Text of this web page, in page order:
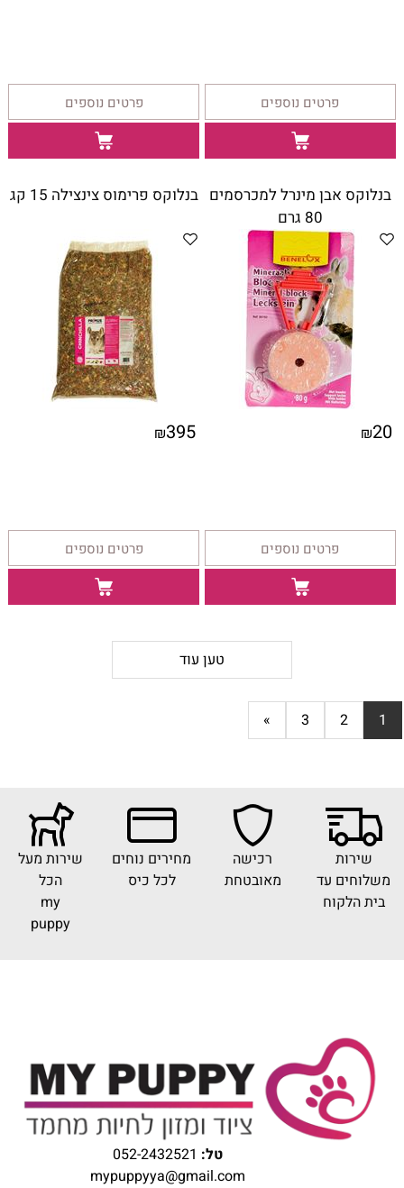
פרטים נוספים פרטים נוספים
בנלוקס אבן מינרל למכרסמים
80 גרם
₪20
פרטים נוספים
בנלוקס פרימוס צינצילה 15 קג
₪395
פרטים נוספים
טען עוד
1
2
3
»
שירות
משלוחים עד
בית הלקוח
רכישה
מאובטחת
מחירים נוחים
לכל כיס
שירות מעל
הכל
my
puppy
טל: 052-2432521
mypuppyya@gmail.com